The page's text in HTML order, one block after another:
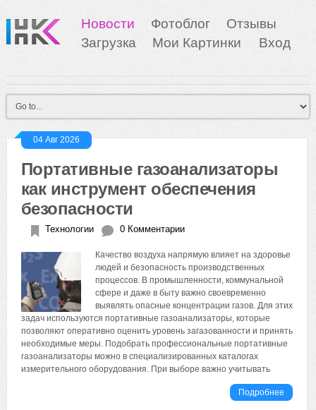
Новости Фотоблог
Отзывы
Загрузка
Мои Картинки Вход
04 Авг 2026
Портативные газоанализаторы
как инструмент обеспечения
безопасности
Технологии 0 Комментарии
Качество воздуха напрямую влияет на здоровье
людей и безопасность производственных
процессов. В промышленности, коммунальной
сфере и даже в быту важно своевременно
выявлять опасные концентрации газов. Для этих
задач используются портативные газоанализаторы, которые
позволяют оперативно оценить уровень загазованности и принять
необходимые меры. Подобрать профессиональные портативные
газоанализаторы можно в специализированных каталогах
измерительного оборудования. При выборе важно учитывать
Подробнее